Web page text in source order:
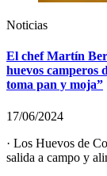
Noticias
El chef Martín
huevos camperos
toma pan y moja”
17/06/2024
· Los Huevos de
salida a campo y